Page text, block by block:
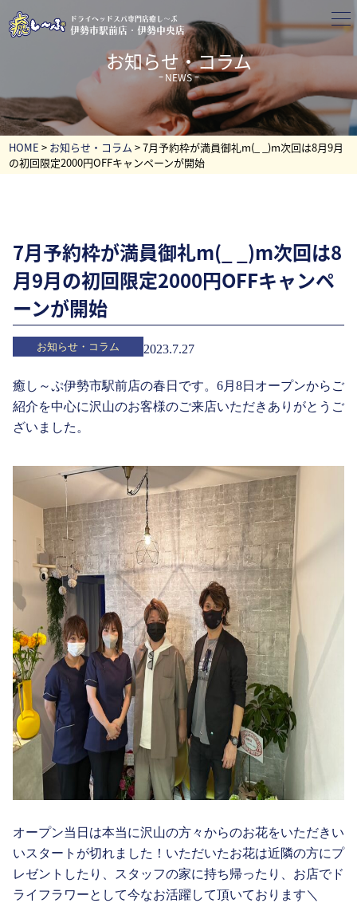
ドライヘッドスパ専門店癒し～ぷ
伊勢市駅前店・伊勢中央店
お知らせ・コラム
NEWS
HOME > お知らせ・コラム >7月予約枠が満員御礼m(_ _)m次回は8月9月
の初回限定2000円OFFキャンペーンが開始
7月予約枠が満員御礼m(_ _)m次回は8
月9月の初回限定2000円OFFキャンペ
ーンが開始
お知らせ・コラム 2023.7.27
癒し～ぷ伊勢市駅前店の春日です。6月8日オープンからご
紹介を中心に沢山のお客様のご来店いただきありがとうご
ざいました。
オープン当日は本当に沢山の方々からのお花をいただきい
いスタートが切れました！いただいたお花は近隣の方にプ
レゼントしたり、スタッフの家に持ち帰ったり、お店でド
ライフラワーとして今なお活躍して頂いております＼